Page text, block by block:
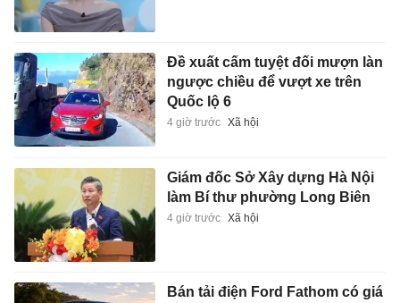
Đề xuất cấm tuyệt đối mượn làn
ngược chiều để vượt xe trên
Quốc lộ 6
4 giờ trước Xã hội
Giám đốc Sở Xây dựng Hà Nội
làm Bí thư phường Long Biên
4 giờ trước Xã hội
Bán tải điện Ford Fathom có giá